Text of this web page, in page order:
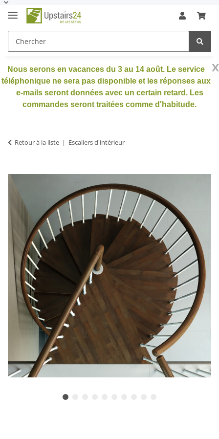
x
Nous serons en vacances du 3 au 14 août. Le service
téléphonique ne sera pas disponible et les réponses aux
e-mails seront données avec un certain retard. Les
commandes seront traitées comme d'habitude.
Retour à la liste Escaliers d'intérieur